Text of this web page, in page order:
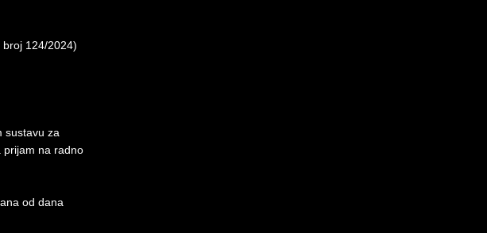
124/2024)
sustavu za
na radno
od dana